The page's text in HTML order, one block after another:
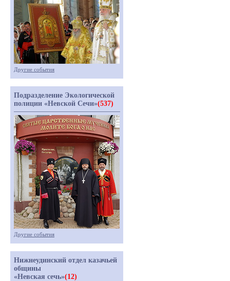
Другие события
Подразделение Экологической
полиции «Невской Сечи»(537)
Другие события
Нижнеудинский отдел казачьей
общины
«Невская сечь»(12)